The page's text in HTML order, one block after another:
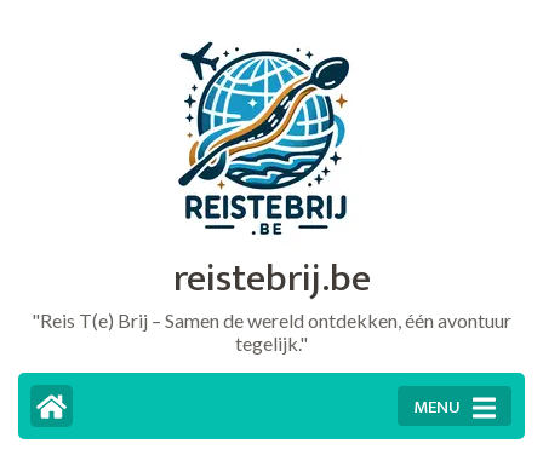
reistebrij.be
"Reis T(e) Brij – Samen de wereld ontdekken, één avontuur
tegelijk."
MENU